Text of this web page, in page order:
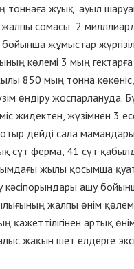
тоннаға жуық ауыл
сомасы 2
жұмыстар
көлемі 3 мың
850 мың тонна
өндіру жоспарлануда.
жидектен, жүзімнен 3
дейді сала
сүт ферма, 41 сүт
жылы қосымша
ашу
жалпы өнім
қажеттілігінен артық
жақын шет елдерге